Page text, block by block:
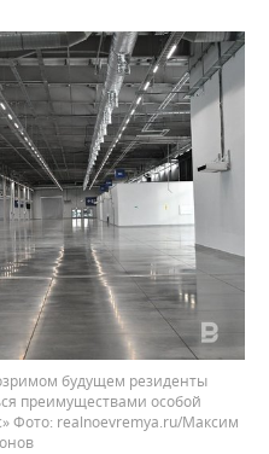
будущем резиденты
преимуществами особой
realnoevremya.ru/Максим